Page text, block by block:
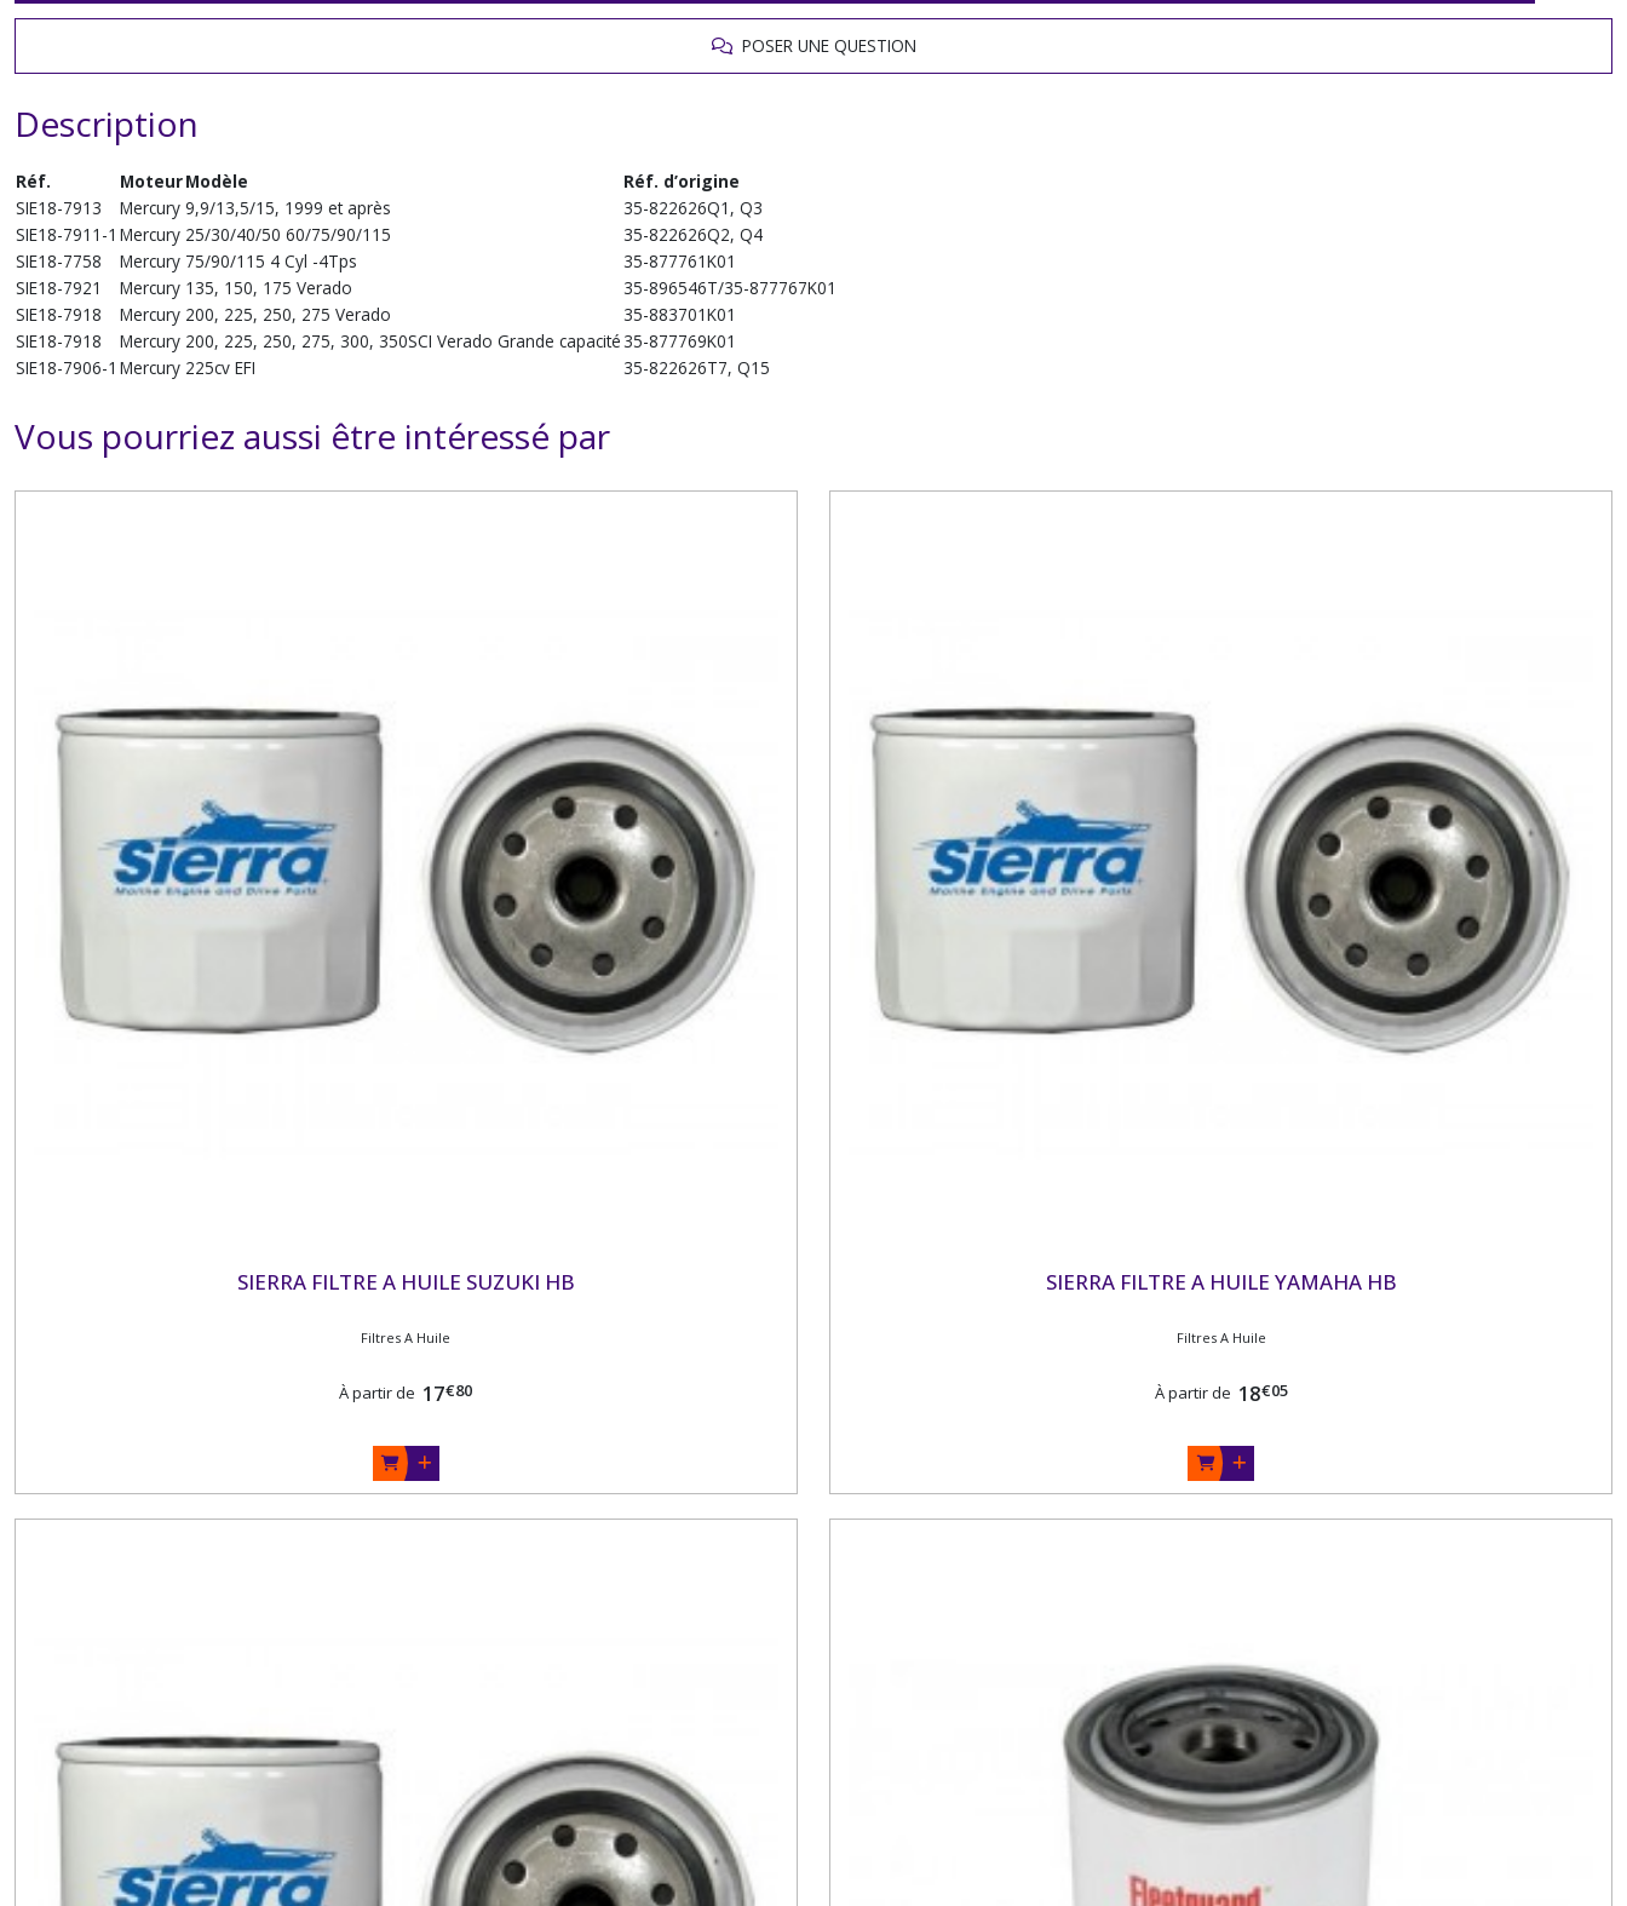
POSER UNE QUESTION
Description
Réf. MoteurModèle
Réf. d’origine
SIE18-7913
Mercury 9,9/13,5/15, 1999 et après
35-822626Q1, Q3
SIE18-7911-1 Mercury 25/30/40/50 60/75/90/115
35-822626Q2, Q4
SIE18-7758
Mercury 75/90/115 4 Cyl -4Tps
35-877761K01
SIE18-7921
Mercury 135, 150, 175 Verado
35-896546T/35-877767K01
SIE18-7918
Mercury 200, 225, 250, 275 Verado
35-883701K01
SIE18-7918
Mercury 200, 225, 250, 275, 300, 350SCI Verado Grande capacité 35-877769K01
SIE18-7906-1 Mercury 225cv EFI 35-822626T7, Q15
Vous pourriez aussi être intéressé par
SIERRA FILTRE A HUILE SUZUKI HB
Filtres A Huile
À partir de 17€80
SIERRA FILTRE A HUILE YAMAHA HB
Filtres A Huile
À partir de 18€05